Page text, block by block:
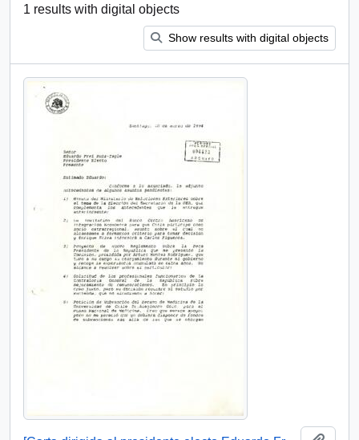
1 results with digital objects
Show results with digital objects